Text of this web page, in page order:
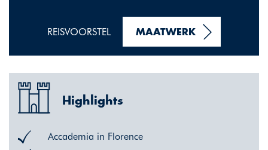
REISVOORSTEL MAATWERK
Highlights
Accademia in Florence